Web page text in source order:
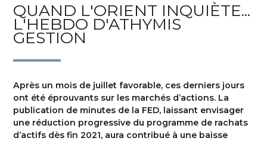
QUAND L'ORIENT INQUIÈTE...
L'HEBDO D'ATHYMIS
GESTION
Après un mois de juillet favorable, ces derniers jours
ont été éprouvants sur les marchés d’actions. La
publication de minutes de la FED, laissant envisager
une réduction progressive du programme de rachats
d’actifs dès fin 2021, aura contribué à une baisse